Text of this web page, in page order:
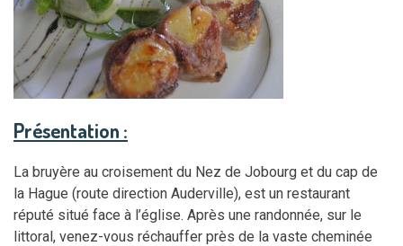
Présentation :
La bruyère au croisement du Nez de Jobourg et du cap de
la Hague (route direction Auderville), est un restaurant
réputé situé face à l’église. Après une randonnée, sur le
littoral, venez-vous réchauffer près de la vaste cheminée